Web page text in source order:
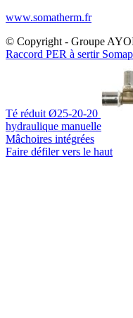
www.somatherm.fr
© Copyright - Groupe
Raccord PER à sertir
Té réduit Ø25-20-20
hydraulique manuelle
Mâchoires intégrées
Faire défiler vers le haut